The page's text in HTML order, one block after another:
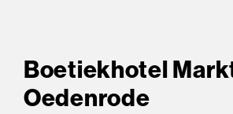
Boetiekhotel
Oedenrode